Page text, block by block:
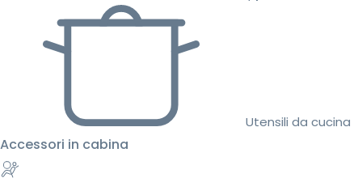
Utensili da cucina
Accessori in cabina